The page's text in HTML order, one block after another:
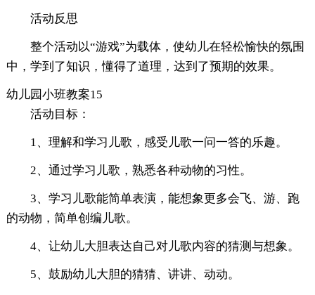
活动反思
整个活动以“游戏”为载体，使幼儿在轻松愉快的氛围
中，学到了知识，懂得了道理，达到了预期的效果。
幼儿园小班教案15
活动目标：
1、理解和学习儿歌，感受儿歌一问一答的乐趣。
2、通过学习儿歌，熟悉各种动物的习性。
3、学习儿歌能简单表演，能想象更多会飞、游、跑
的动物，简单创编儿歌。
4、让幼儿大胆表达自己对儿歌内容的猜测与想象。
5、鼓励幼儿大胆的猜猜、讲讲、动动。